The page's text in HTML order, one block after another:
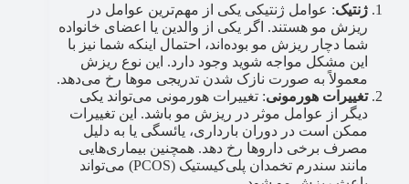
ژنتیک: عوامل ژنتیکی یکی از مهم‌ترین عوامل در
ریزش مو هستند. اگر یکی از والدین یا اعضای خانواده
شما دچار ریزش مو بوده‌اند، احتمال اینکه شما نیز با
این مشکل مواجه شوید وجود دارد. این نوع ریزش
معمولاً به صورت نازک شدن تدریجی موها رخ می‌دهد.
تغییرات هورمونی: تغییرات هورمونی می‌تواند یکی
دیگر از عوامل موثر در ریزش مو باشد. این تغییرات
ممکن است در دوران بارداری، یائسگی یا به دلیل
مصرف برخی داروها رخ دهد. همچنین بیماری‌هایی
مانند سندرم تخمدان پلی‌کیستیک (PCOS) می‌تواند